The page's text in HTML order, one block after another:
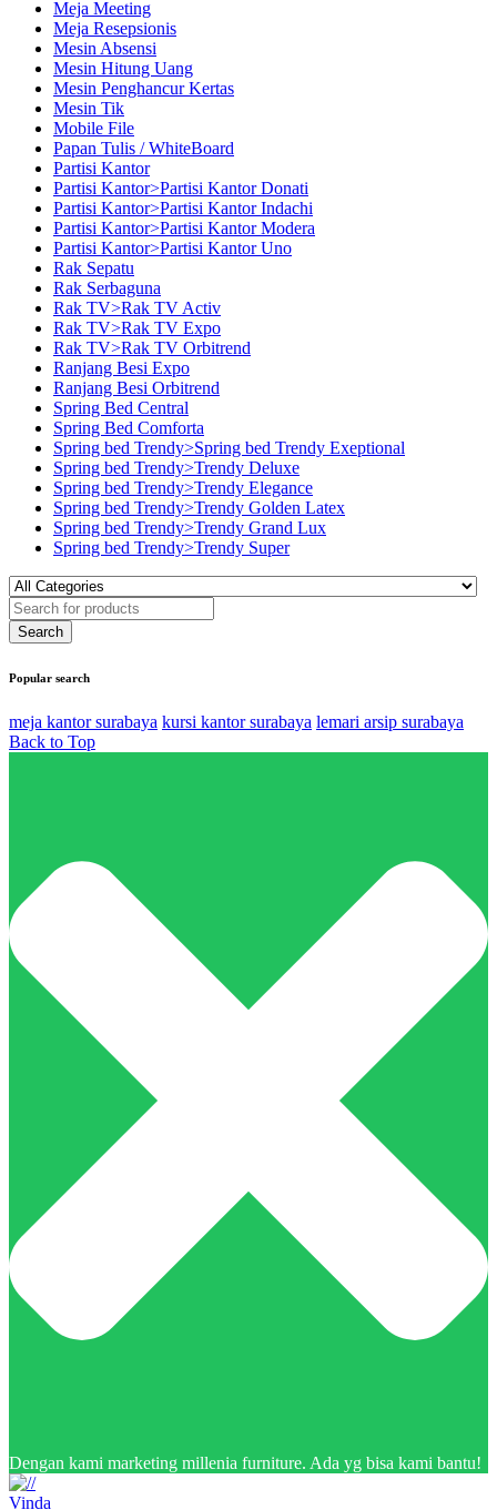
Meja Meeting
Meja Resepsionis
Mesin Absensi
Mesin Hitung Uang
Mesin Penghancur Kertas
Mesin Tik
Mobile File
Papan Tulis / WhiteBoard
Partisi Kantor
Partisi Kantor>Partisi Kantor Donati
Partisi Kantor>Partisi Kantor Indachi
Partisi Kantor>Partisi Kantor Modera
Partisi Kantor>Partisi Kantor Uno
Rak Sepatu
Rak Serbaguna
Rak TV>Rak TV Activ
Rak TV>Rak TV Expo
Rak TV>Rak TV Orbitrend
Ranjang Besi Expo
Ranjang Besi Orbitrend
Spring Bed Central
Spring Bed Comforta
Spring bed Trendy>Spring bed Trendy Exeptional
Spring bed Trendy>Trendy Deluxe
Spring bed Trendy>Trendy Elegance
Spring bed Trendy>Trendy Golden Latex
Spring bed Trendy>Trendy Grand Lux
Spring bed Trendy>Trendy Super
Popular search
meja kantor surabaya kursi kantor surabaya lemari arsip surabaya
Back to Top
Dengan kami marketing millenia furniture. Ada yg bisa kami bantu!
Vinda